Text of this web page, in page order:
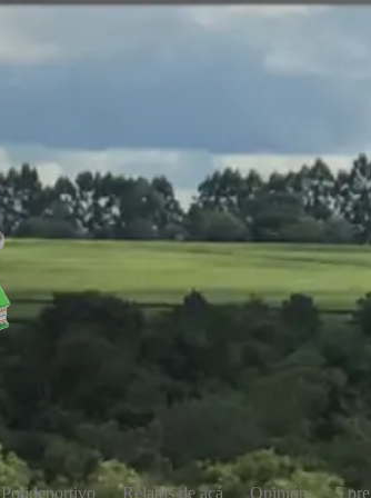
Polideportivo Relatos de acá Opinión 5